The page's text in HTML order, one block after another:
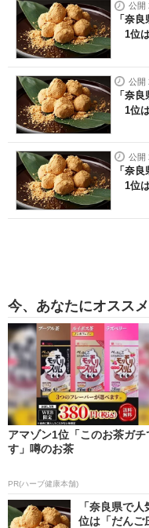
公開
「奈
1位
公開
「奈
1位
公開
「奈
1位
今、あなたにオススメ
アマゾン1位「このお茶ガチ
す」噂のお茶
PR(ハーブ健康本舗)
「奈良県で
位は「だんご